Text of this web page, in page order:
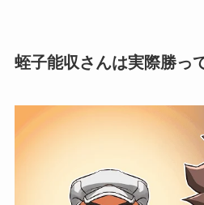
蛭子能収さんは実際勝っ